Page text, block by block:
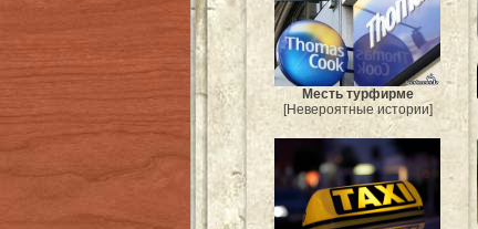
Месть турфирме
[Невероятные истории]